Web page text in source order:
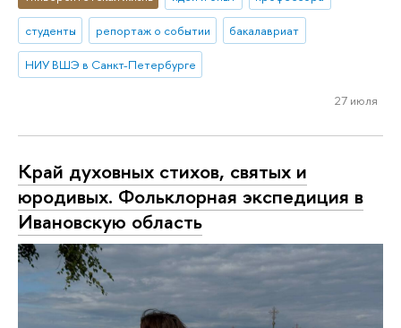
студенты репортаж о событии бакалавриат
НИУ ВШЭ в Санкт-Петербурге
27 июля
Край духовных стихов, святых и
юродивых. Фольклорная экспедиция в
Ивановскую область